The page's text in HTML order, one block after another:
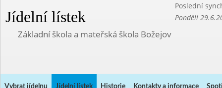
Jídelní lístek
Poslední
Pondělí
Základní škola a mateřská škola Božejov
Vybrat jídelnu Jídelní lístek Historie Kontakty a informace